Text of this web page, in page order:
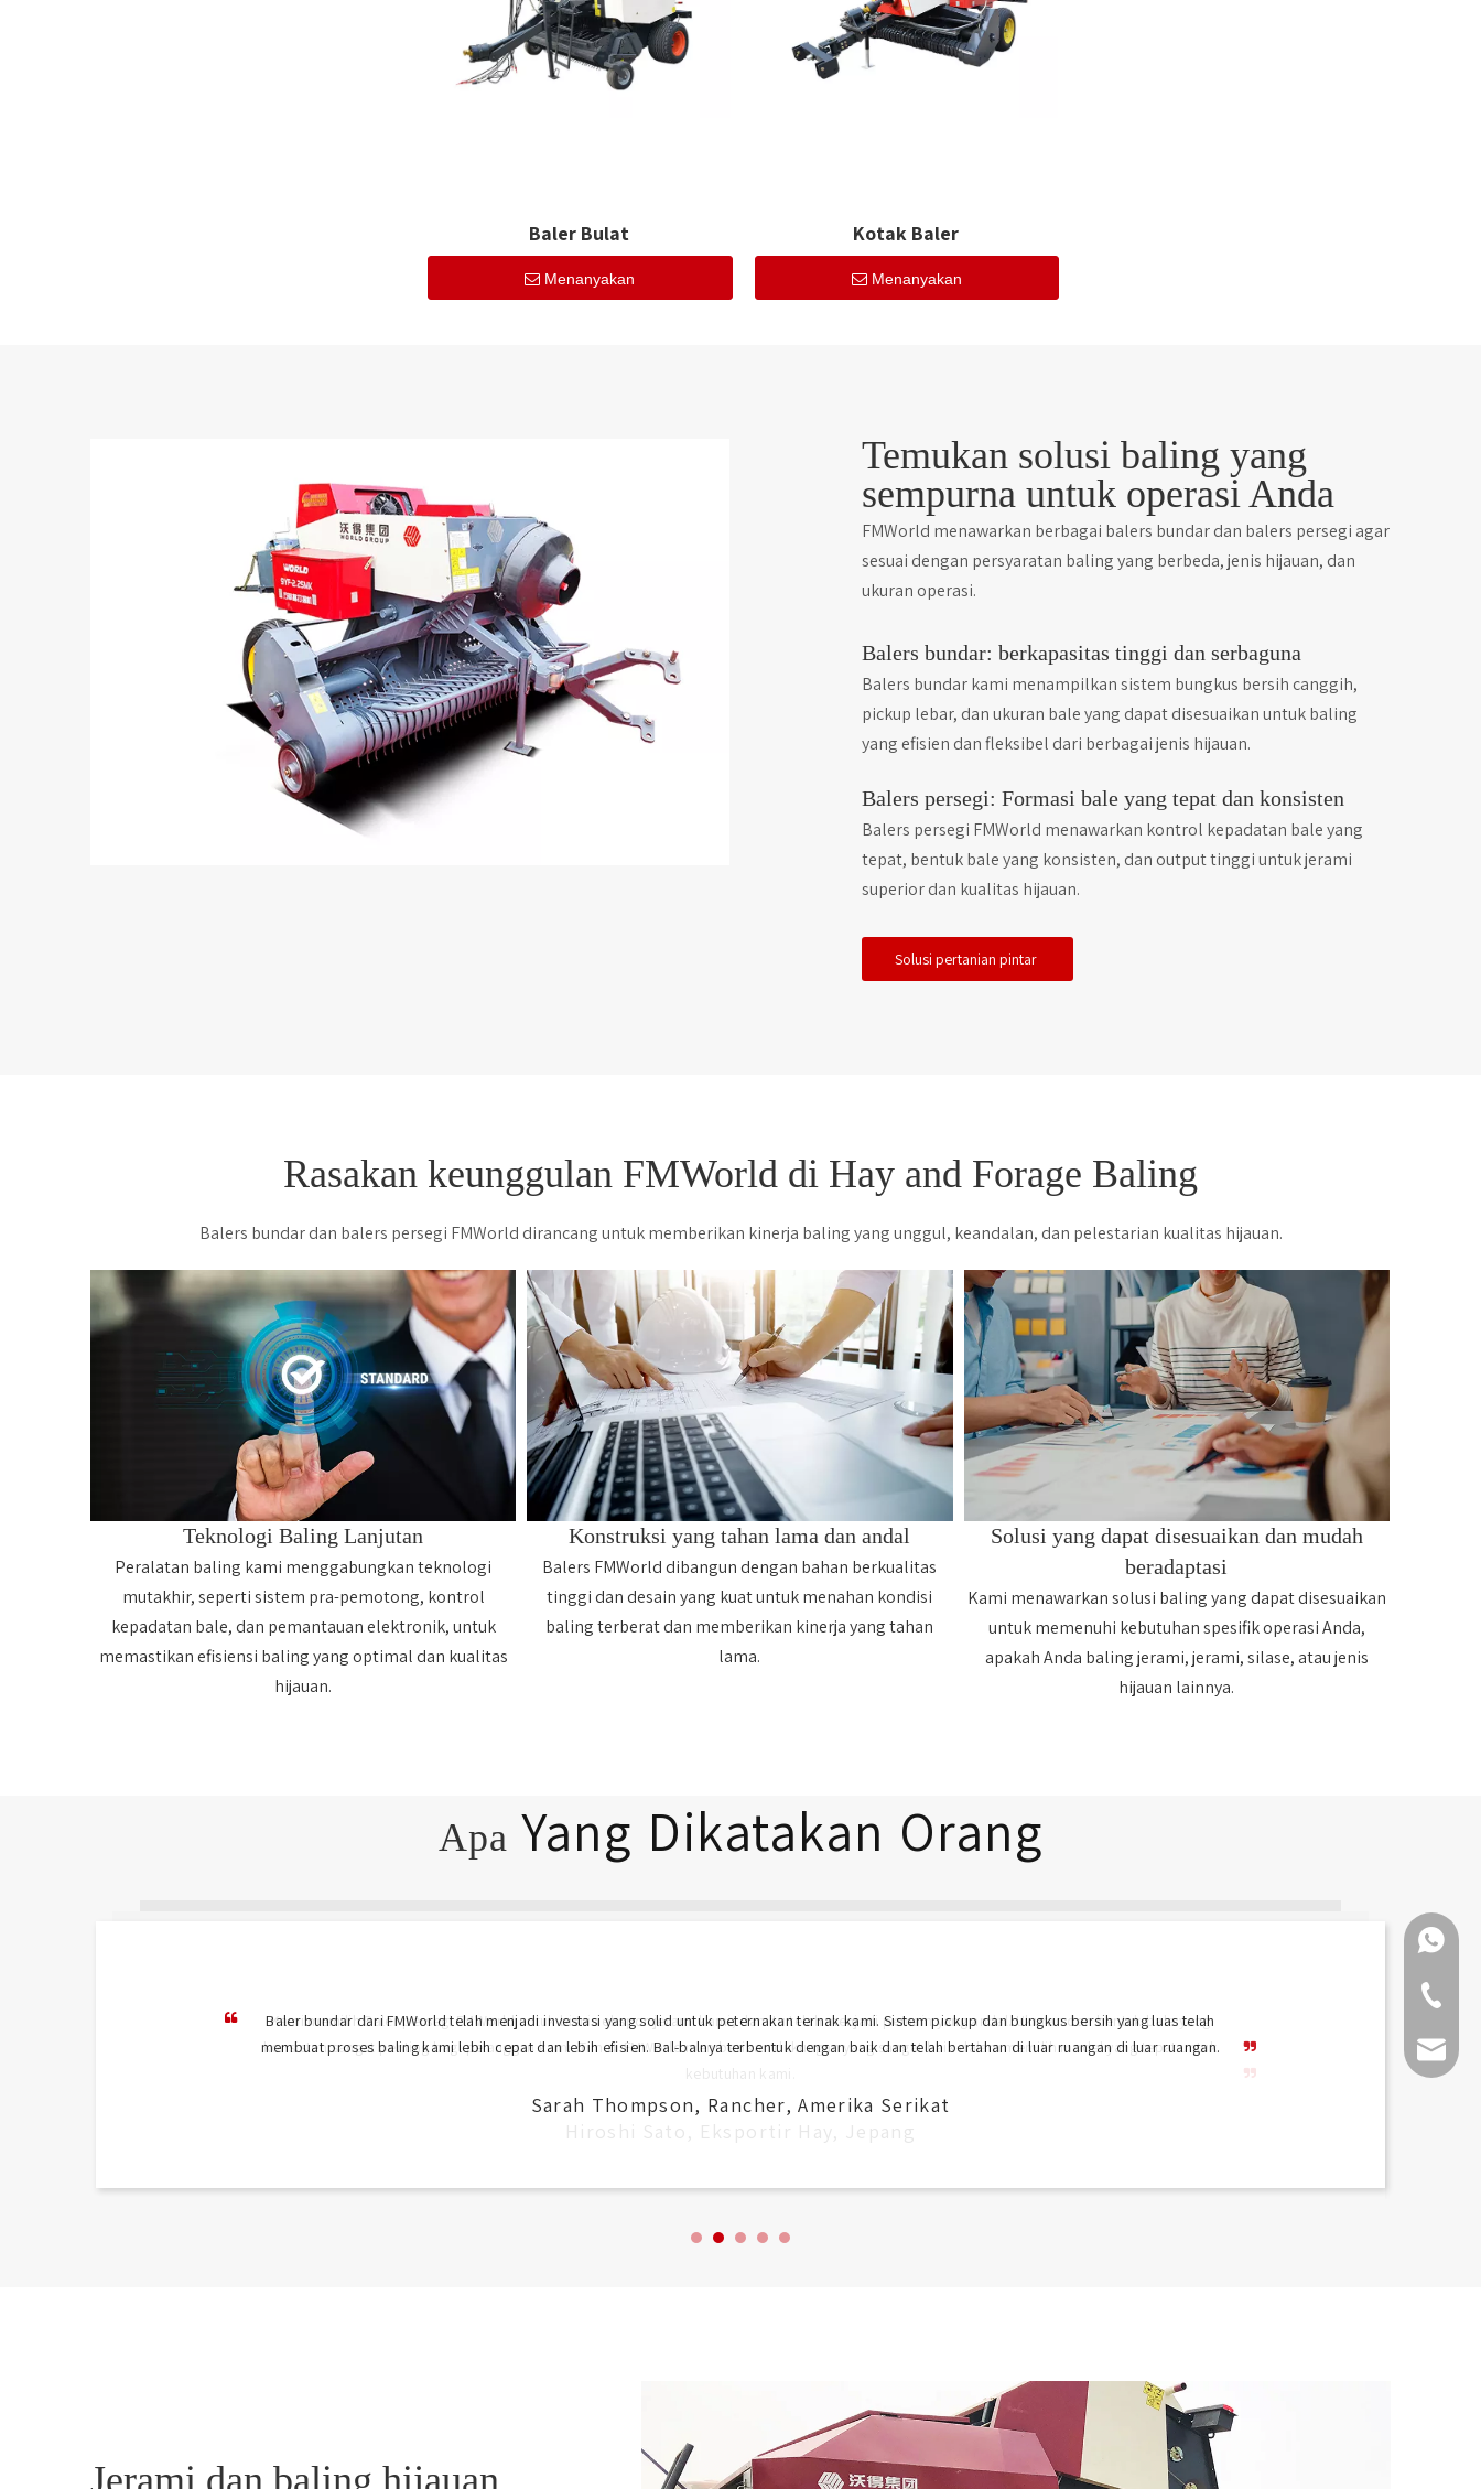
Baler Bulat
Menanyakan
Kotak Baler
Menanyakan
Temukan solusi baling yang
sempurna untuk operasi Anda
FMWorld menawarkan berbagai balers bundar dan balers persegi agar
sesuai dengan persyaratan baling yang berbeda, jenis hijauan, dan
ukuran operasi.
Balers bundar: berkapasitas tinggi dan serbaguna
Balers bundar kami menampilkan sistem bungkus bersih canggih,
pickup lebar, dan ukuran bale yang dapat disesuaikan untuk baling
yang efisien dan fleksibel dari berbagai jenis hijauan.
Balers persegi: Formasi bale yang tepat dan konsisten
Balers persegi FMWorld menawarkan kontrol kepadatan bale yang
tepat, bentuk bale yang konsisten, dan output tinggi untuk jerami
superior dan kualitas hijauan.
Solusi pertanian pintar
Rasakan keunggulan FMWorld di Hay and Forage Baling
Balers bundar dan balers persegi FMWorld dirancang untuk memberikan kinerja baling yang unggul, keandalan, dan pelestarian kualitas hijauan.
Teknologi Baling Lanjutan
Peralatan baling kami menggabungkan teknologi
mutakhir, seperti sistem pra-pemotong, kontrol
kepadatan bale, dan pemantauan elektronik, untuk
memastikan efisiensi baling yang optimal dan kualitas
hijauan.
Konstruksi yang tahan lama dan andal
Balers FMWorld dibangun dengan bahan berkualitas
tinggi dan desain yang kuat untuk menahan kondisi
baling terberat dan memberikan kinerja yang tahan
lama.
Solusi yang dapat disesuaikan dan mudah
beradaptasi
Kami menawarkan solusi baling yang dapat disesuaikan
untuk memenuhi kebutuhan spesifik operasi Anda,
apakah Anda baling jerami, jerami, silase, atau jenis
hijauan lainnya.
Apa Yang Dikatakan Orang
Baler bundar dari FMWorld telah menjadi investasi yang solid untuk peternakan ternak kami. Sistem pickup dan bungkus bersih yang luas telah
membuat proses baling kami lebih cepat dan lebih efisien. Bal-balnya terbentuk dengan baik dan telah bertahan di luar ruangan di luar ruangan.
Sarah Thompson, Rancher, Amerika Serikat
+86
+86-